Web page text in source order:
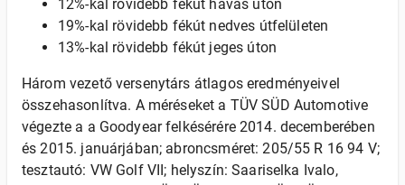
12%-kal rövidebb fékút havas úton
19%-kal rövidebb fékút nedves útfelületen
13%-kal rövidebb fékút jeges úton
Három vezető versenytárs átlagos eredményeivel
összehasonlítva. A méréseket a TÜV SÜD Automotive
végezte a a Goodyear felkésérére 2014. decemberében
és 2015. januárjában; abroncsméret: 205/55 R 16 94 V;
tesztautó: VW Golf VII; helyszín: Saariselka Ivalo,